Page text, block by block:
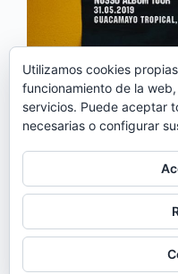
La Sala Independance de
mayo a uno de los artistas
Portugal: Branko.
BURAKA SOM
compartiendo esa fusión
vivencias…
Noemí Sánchez
Utilizamos cookies
funcionamiento de la
servicios. Puede aceptar
necesarias o configurar